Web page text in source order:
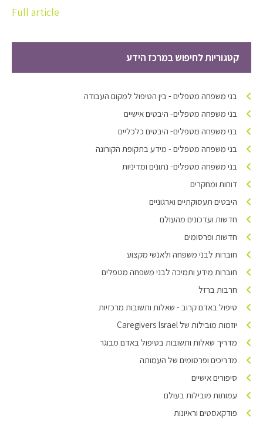
Full article
קטגוריות לחיפוש במרכז הידע
בני משפחה מטפלים - בין הטיפול למקום העבודה
בני משפחה מטפלים- היבטים אישיים
בני משפחה מטפלים- היבטים כלכליים
בני משפחה מטפלים - מידע בתקופת הקורונה
בני משפחה מטפלים- נתונים ומדיניות
דוחות ומחקרים
היבטים תעסוקתיים וארגוניים
חדשות ועדכונים מהעולם
חדשות ופרסומים
חוברות לבני משפחה ולאנשי מקצוע
חוברות מידע ותמיכה לבני משפחה מטפלים
חרבות ברזל
טיפול באדם קרוב - שאלות ותשובות מרכזיות
יוזמות מובילות של Caregivers Israel
מדריך שאלות ותשובות בטיפול באדם מבוגר
מדריכים ופרסומים של העמותה
סיפורים אישיים
עמותות מובילות בעולם
פודקאסטים וראיונות